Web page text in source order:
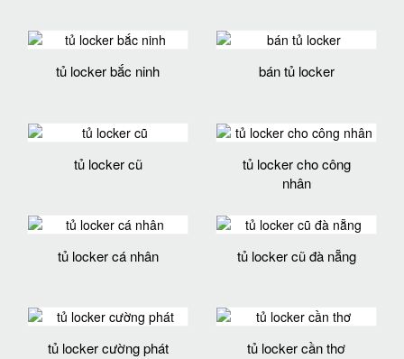
tủ locker bắc ninh bán tủ locker
tủ locker cũ
tủ locker cho công
nhân
tủ locker cá nhân tủ locker cũ đà nẵng
tủ locker cường phát tủ locker cần thơ